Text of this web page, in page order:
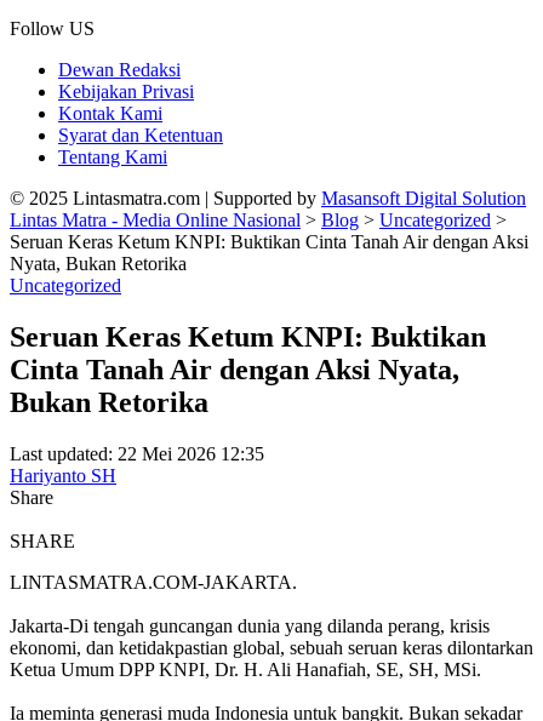
Follow US
Dewan Redaksi
Kebijakan Privasi
Kontak Kami
Syarat dan Ketentuan
Tentang Kami
© 2025 Lintasmatra.com | Supported by Masansoft Digital Solution
Lintas Matra - Media Online Nasional > Blog > Uncategorized >
‎Seruan Keras Ketum KNPI: Buktikan Cinta Tanah Air dengan Aksi
Nyata, Bukan Retorika
Uncategorized
‎Seruan Keras Ketum KNPI: Buktikan
Cinta Tanah Air dengan Aksi Nyata,
Bukan Retorika
Last updated: 22 Mei 2026 12:35
Hariyanto SH
Share
SHARE
LINTASMATRA.COM-JAKARTA.
‎Jakarta-Di tengah guncangan dunia yang dilanda perang, krisis
ekonomi, dan ketidakpastian global, sebuah seruan keras dilontarkan
Ketua Umum DPP KNPI, Dr. H. Ali Hanafiah, SE, SH, MSi.
Ia meminta generasi muda Indonesia untuk bangkit. Bukan sekadar